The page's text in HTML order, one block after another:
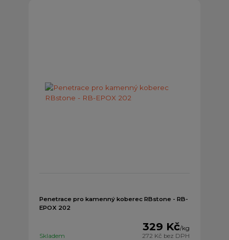
Penetrace pro kamenný koberec RBstone - RB-
EPOX 202
329 Kč/kg
272 Kč bez DPH
Skladem